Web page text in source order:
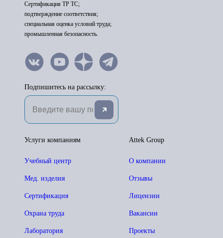
Сертификация ТР ТС;
подтверждение соответствия;
специальная оценка условий труда;
промышленная безопасность.
Подпишитесь на рассылку:
Attek Group
О компании
Отзывы
Лицензии
Вакансии
Проекты
Услуги компаниям
Учебный центр
Мед. изделия
Сертификация
Охрана труда
Лаборатория